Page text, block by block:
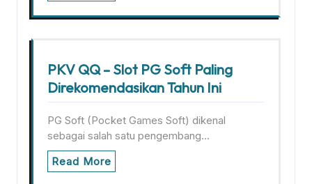
PKV QQ – Slot PG Soft Paling
Direkomendasikan Tahun Ini
PG Soft (Pocket Games Soft) dikenal
sebagai salah satu pengembang…
Read More